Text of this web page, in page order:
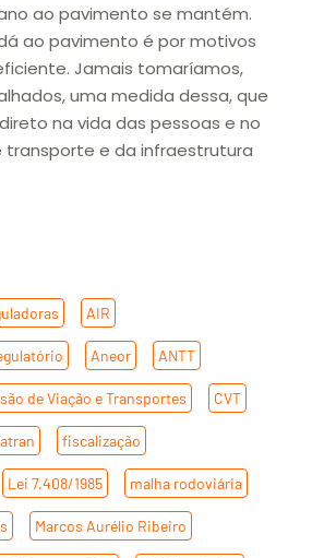
ao pavimento se mantém.
ao pavimento é por motivos
Jamais tomaríamos,
uma medida dessa, que
na vida das pessoas e no
e da infraestrutura
AIR
Aneor ANTT
de Viação e Transportes CVT
fiscalização
Lei 7.408/1985 malha rodoviária
Marcos Aurélio Ribeiro